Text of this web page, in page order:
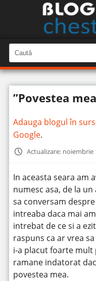
a
u
t
n
C
a
u
î
n
t
”Povestea
Adauga blogul în
Google.
Actualizare: noiembrie
In aceasta seara am
numesc asa, de la
sa conversam
intreaba daca mai
intrebat de ce si a
raspuns ca ar vrea
i-a placut foarte mult
ramane indatorat
povestea mea.